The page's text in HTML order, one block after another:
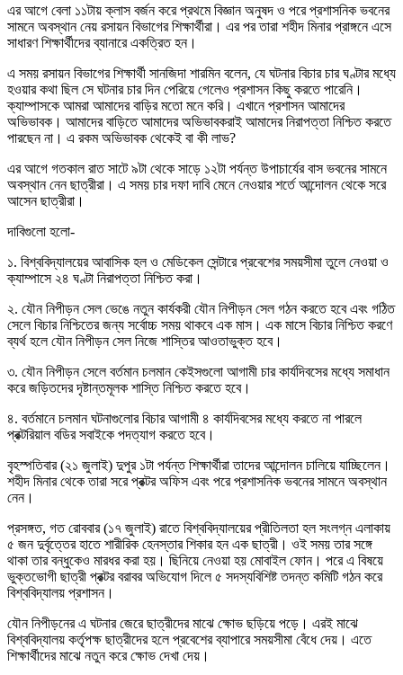
এর আগে বেলা ১১টায় ক্লাস বর্জন করে প্রথমে বিজ্ঞান অনুষদ ও পরে প্রশাসনিক ভবনের
সামনে অবস্থান নেয় রসায়ন বিভাগের শিক্ষার্থীরা। এর পর তারা শহীদ মিনার প্রাঙ্গনে এসে
সাধারণ শিক্ষার্থীদের ব্যানারে একত্রিত হন।
এ সময় রসায়ন বিভাগের শিক্ষার্থী সানজিদা শারমিন বলেন, যে ঘটনার বিচার চার ঘণ্টার মধ্যে
হওয়ার কথা ছিল সে ঘটনার চার দিন পেরিয়ে গেলেও প্রশাসন কিছু করতে পারেনি।
ক্যাম্পাসকে আমরা আমাদের বাড়ির মতো মনে করি। এখানে প্রশাসন আমাদের
অভিভাবক। আমাদের বাড়িতে আমাদের অভিভাবকরাই আমাদের নিরাপত্তা নিশ্চিত করতে
পারছেন না। এ রকম অভিভাবক থেকেই বা কী লাভ?
এর আগে গতকাল রাত সাটে ৯টা থেকে সাড়ে ১২টা পর্যন্ত উপাচার্যের বাস ভবনের সামনে
অবস্থান নেন ছাত্রীরা। এ সময় চার দফা দাবি মেনে নেওয়ার শর্তে আন্দোলন থেকে সরে
আসেন ছাত্রীরা।
দাবিগুলো হলো-
১. বিশ্ববিদ্যালয়ের আবাসিক হল ও মেডিকেল সেন্টারে প্রবেশের সময়সীমা তুলে নেওয়া ও
ক্যাম্পাসে ২৪ ঘণ্টা নিরাপত্তা নিশ্চিত করা।
২. যৌন নিপীড়ন সেল ভেঙে নতুন কার্যকরী যৌন নিপীড়ন সেল গঠন করতে হবে এবং গঠিত
সেলে বিচার নিশ্চিতের জন্য সর্বোচ্চ সময় থাকবে এক মাস। এক মাসে বিচার নিশ্চিত করণে
ব্যর্থ হলে যৌন নিপীড়ন সেল নিজে শাস্তির আওতাভুক্ত হবে।
৩. যৌন নিপীড়ন সেলে বর্তমান চলমান কেইসগুলো আগামী চার কার্যদিবসের মধ্যে সমাধান
করে জড়িতদের দৃষ্টান্তমূলক শাস্তি নিশ্চিত করতে হবে।
৪. বর্তমানে চলমান ঘটনাগুলোর বিচার আগামী ৪ কার্যদিবসের মধ্যে করতে না পারলে
প্রক্টরিয়াল বডির সবাইকে পদত্যাগ করতে হবে।
বৃহস্পতিবার (২১ জুলাই) দুপুর ১টা পর্যন্ত শিক্ষার্থীরা তাদের আন্দোলন চালিয়ে যাচ্ছিলেন।
শহীদ মিনার থেকে তারা সরে প্রক্টর অফিস এবং পরে প্রশাসনিক ভবনের সামনে অবস্থান
নেন।
প্রসঙ্গত, গত রোববার (১৭ জুলাই) রাতে বিশ্ববিদ্যালয়ের প্রীতিলতা হল সংলগ্ন এলাকায়
৫ জন দুর্বৃত্তের হাতে শারীরিক হেনস্তার শিকার হন এক ছাত্রী। ওই সময় তার সঙ্গে
থাকা তার বন্ধুকেও মারধর করা হয়। ছিনিয়ে নেওয়া হয় মোবাইল ফোন। পরে এ বিষয়ে
ভুক্তভোগী ছাত্রী প্রক্টর বরাবর অভিযোগ দিলে ৫ সদস্যবিশিষ্ট তদন্ত কমিটি গঠন করে
বিশ্ববিদ্যালয় প্রশাসন।
যৌন নিপীড়নের এ ঘটনার জেরে ছাত্রীদের মাঝে ক্ষোভ ছড়িয়ে পড়ে। এরই মাঝে
বিশ্ববিদ্যালয় কর্তৃপক্ষ ছাত্রীদের হলে প্রবেশের ব্যাপারে সময়সীমা বেঁধে দেয়। এতে
শিক্ষার্থীদের মাঝে নতুন করে ক্ষোভ দেখা দেয়।